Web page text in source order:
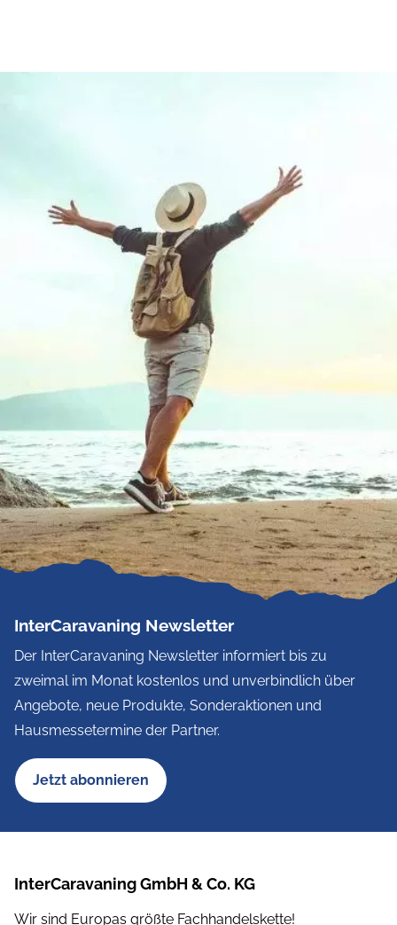
InterCaravaning Newsletter
Der InterCaravaning Newsletter informiert bis zu
zweimal im Monat kostenlos und unverbindlich über
Angebote, neue Produkte, Sonderaktionen und
Hausmessetermine der Partner.
Jetzt abonnieren
InterCaravaning GmbH & Co. KG
Wir sind Europas größte Fachhandelskette!